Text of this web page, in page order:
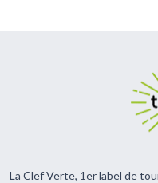
La Clef Verte, 1er label de